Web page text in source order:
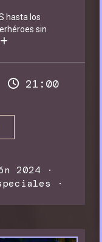
hasta los
sin
21:00
2024 ·
·